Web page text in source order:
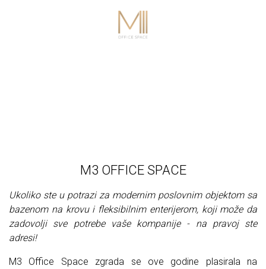
M3 OFFICE SPACE
Ukoliko ste u potrazi za modernim poslovnim objektom sa
bazenom na krovu i fleksibilnim enterijerom, koji može da
zadovolji sve potrebe vaše kompanije - na pravoj ste
adresi!
M3 Office Space zgrada se ove godine plasirala na